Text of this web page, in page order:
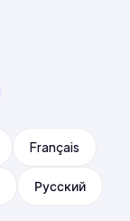
Français
Русский